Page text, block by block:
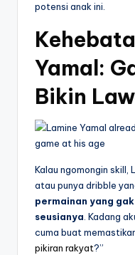
potensi anak ini.
Yamal:
Bikin
Kalau ngomongin skill,
atau punya dribble
permainan yang
seusianya . Kadang
cuma buat
pikiran rakyat?”